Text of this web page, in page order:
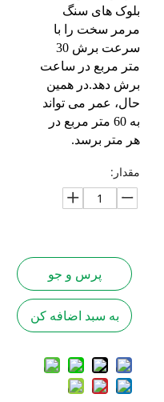
بلوک های سنگ
مرمر سخت را با
سرعت برش 30
متر مربع در ساعت
برش دهد.در همین
حال، عمر می تواند
به 60 متر مربع در
هر متر برسد.
مقدار:
پرس و جو
به سبد اضافه کن